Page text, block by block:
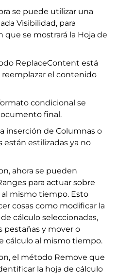
se puede utilizar una
Visibilidad, para
se mostrará la Hoja de
ReplaceContent está
reemplazar el contenido
condicional se
final.
inserción de Columnas o
están estilizadas ya no
ahora se pueden
para actuar sobre
al mismo tiempo. Esto
cosas como modificar la
cálculo seleccionadas,
pestañas y mover o
cálculo al mismo tiempo.
el método Remove que
la hoja de cálculo